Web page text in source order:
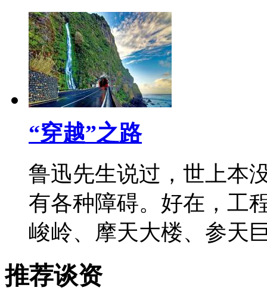
“穿越”之路
鲁迅先生说过，世上本
有各种障碍。好在，工
峻岭、摩天大楼、参
推荐谈资